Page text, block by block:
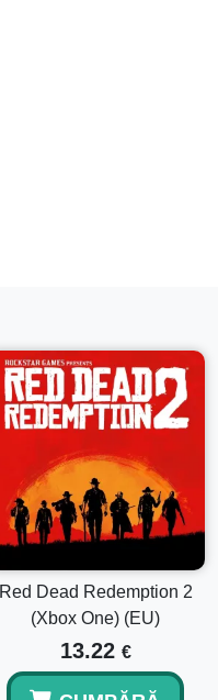
Red Dead Redemption 2
(Xbox One) (EU)
13.22 €